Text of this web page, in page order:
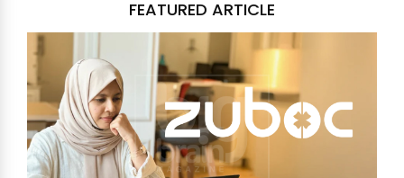
FEATURED ARTICLE